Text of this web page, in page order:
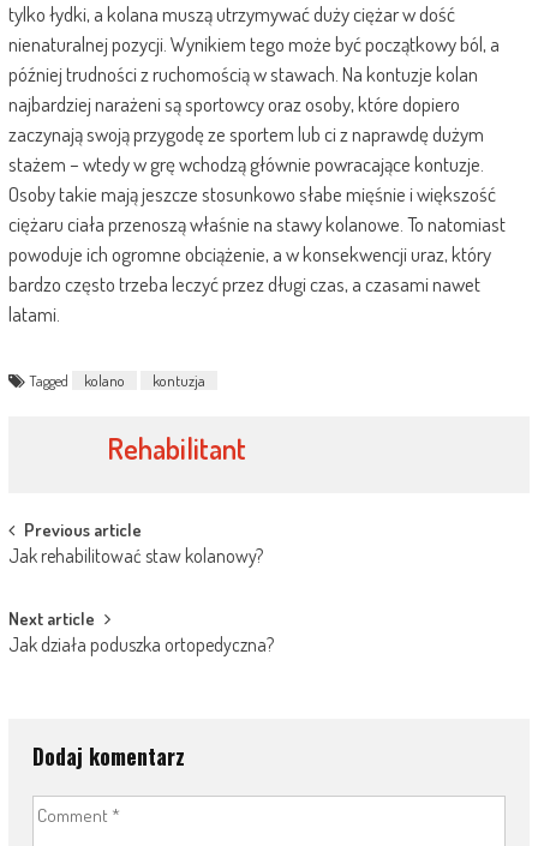
tylko łydki, a kolana muszą utrzymywać duży ciężar w dość
nienaturalnej pozycji. Wynikiem tego może być początkowy ból, a
później trudności z ruchomością w stawach. Na kontuzje kolan
najbardziej narażeni są sportowcy oraz osoby, które dopiero
zaczynają swoją przygodę ze sportem lub ci z naprawdę dużym
stażem – wtedy w grę wchodzą głównie powracające kontuzje.
Osoby takie mają jeszcze stosunkowo słabe mięśnie i większość
ciężaru ciała przenoszą właśnie na stawy kolanowe. To natomiast
powoduje ich ogromne obciążenie, a w konsekwencji uraz, który
bardzo często trzeba leczyć przez długi czas, a czasami nawet
latami.
Tagged kolano kontuzja
Rehabilitant
Post
navigation
Previous article
Jak rehabilitować staw kolanowy?
Next article
Jak działa poduszka ortopedyczna?
Dodaj komentarz